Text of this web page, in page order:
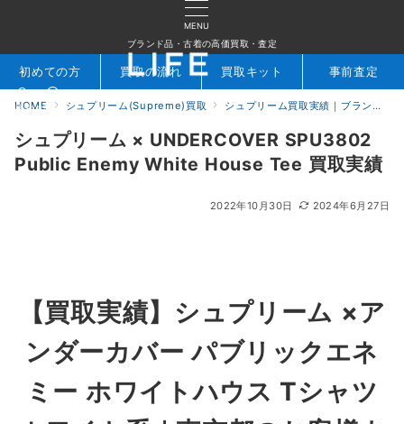
MENU
ブランド品・古着の高価買取・査定
検索 お問合せ
初めての方 買取の流れ 買取キット 事前査定
HOME シュプリーム(Supreme)買取 シュプリーム買取実績｜ブランド専門店LIFE
シュプリーム × UNDERCOVER SPU3802
Public Enemy White House Tee 買取実績
2022年10月30日 2024年6月27日
【買取実績】シュプリーム ×ア
ンダーカバーパブリックエネ
ミー ホワイトハウス Tシャツ